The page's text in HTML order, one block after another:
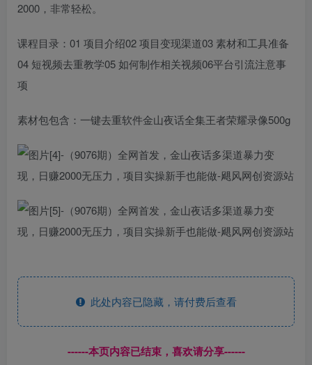
2000，非常轻松。
课程目录：01 项目介绍02 项目变现渠道03 素材和工具准备
04 短视频去重教学05 如何制作相关视频06平台引流注意事
项
素材包包含：一键去重软件金山夜话全集王者荣耀录像500g
此处内容已隐藏，请付费后查看
------本页内容已结束，喜欢请分享------